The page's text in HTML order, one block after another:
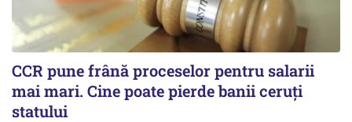
CCR pune frână proceselor pentru salarii
mai mari. Cine poate pierde banii ceruți
statului